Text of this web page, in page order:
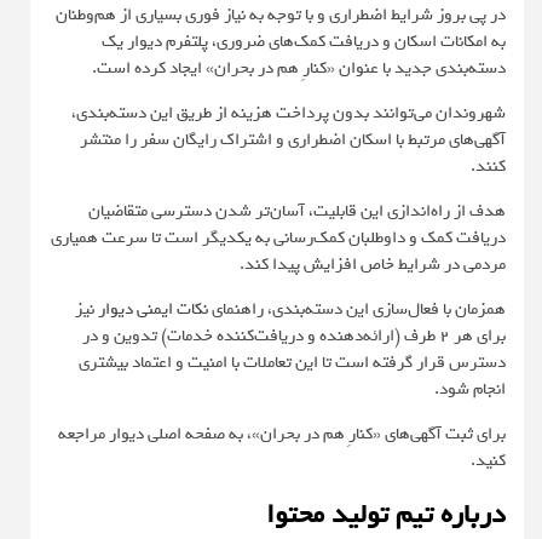
در پی بروز شرایط اضطراری و با توجه به نیاز فوری بسیاری از هم‌وطنان
به امکانات اسکان و دریافت کمک‌های ضروری، پلتفرم دیوار یک
دسته‌بندی جدید با عنوان «کنارِ هم در بحران» ایجاد کرده است.
شهروندان می‌توانند بدون پرداخت هزینه از طریق این دسته‌بندی،
آگهی‌های مرتبط با اسکان اضطراری و اشتراک رایگان سفر را منتشر
کنند.
هدف از راه‌اندازی این قابلیت، آسان‌تر شدن دسترسی متقاضیان
دریافت کمک و داوطلبان کمک‌رسانی به یکدیگر است تا سرعت همیاری
مردمی در شرایط خاص افزایش پیدا کند.
همزمان با فعال‌سازی این دسته‌بندی، راهنماینکات ایمنی دیوارنیز
برای هر ۲ طرف (ارائه‌دهنده و دریافت‌کننده خدمات) تدوین و در
دسترس قرار گرفته است تا این تعاملات با امنیت و اعتماد بیشتری
انجام شود.
برای ثبت آگهی‌های «کنارِ هم در بحران»، به صفحه اصلی دیوار مراجعه
کنید.
درباره تیم تولید محتوا